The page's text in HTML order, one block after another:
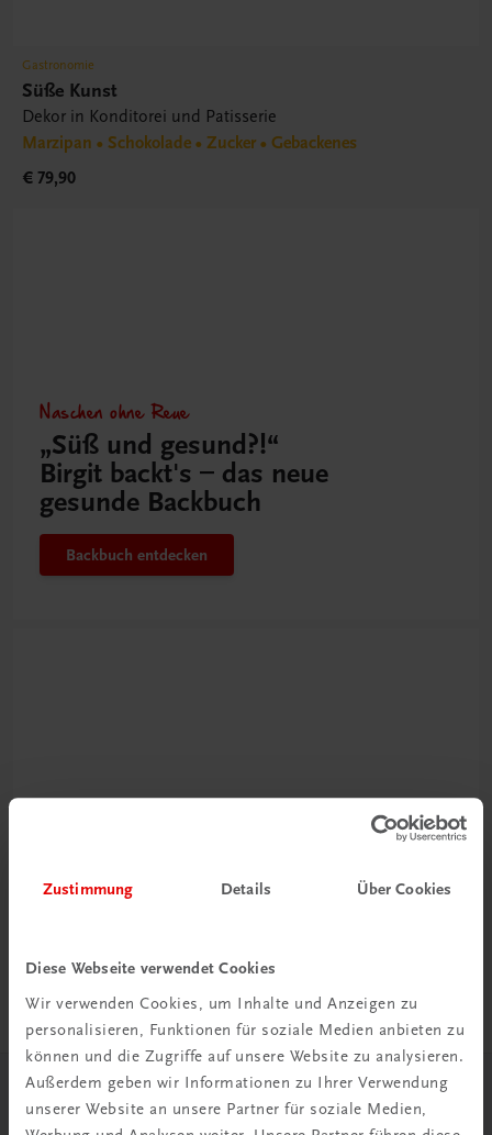
Zustimmung Details Über Cookies
Diese Webseite verwendet Cookies
Wir verwenden Cookies, um Inhalte und Anzeigen zu
personalisieren, Funktionen für soziale Medien anbieten zu
können und die Zugriffe auf unsere Website zu analysieren.
Außerdem geben wir Informationen zu Ihrer Verwendung
unserer Website an unsere Partner für soziale Medien,
Gastronomie
Süße Kunst
Dekor in Konditorei und Patisserie
Marzipan • Schokolade • Zucker • Gebackenes
€ 79,90
Naschen ohne Reue
„Süß und gesund?!“
Birgit backt's – das neue
gesunde Backbuch
Backbuch entdecken
Newsletter abonnieren
Jetzt anmelden
Herzlich willkommen bei TRAUNER!